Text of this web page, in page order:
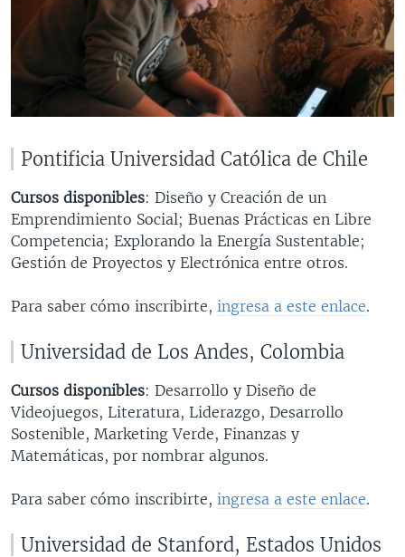
Pontificia Universidad Católica de Chile
Cursos disponibles: Diseño y Creación de un
Emprendimiento Social; Buenas Prácticas en Libre
Competencia; Explorando la Energía Sustentable;
Gestión de Proyectos y Electrónica entre otros.
Para saber cómo inscribirte, ingresa a este enlace.
Universidad de Los Andes, Colombia
Cursos disponibles: Desarrollo y Diseño de
Videojuegos, Literatura, Liderazgo, Desarrollo
Sostenible, Marketing Verde, Finanzas y
Matemáticas, por nombrar algunos.
Para saber cómo inscribirte, ingresa a este enlace.
Universidad de Stanford, Estados Unidos